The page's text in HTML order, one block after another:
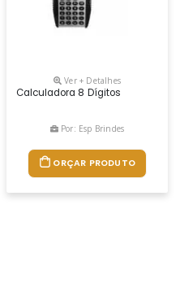
Ver + Detalhes
Calculadora 8 Dígitos
Por: Esp Brindes
ORÇAR PRODUTO